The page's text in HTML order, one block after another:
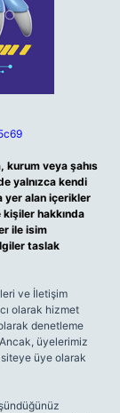
veya şahıs
yalnızca kendi
yer alan içerikler
hakkında
ile isim
taslak
ve İletişim
olarak hizmet
denetleme
üyelerimiz
üye olarak